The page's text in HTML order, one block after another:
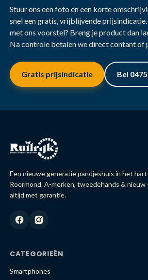
Stuur ons een foto en een korte
snel een gratis, vrijblijvende
met ons voorstel? Breng je product dan
Na controle betalen we direct contant of
Gratis prijsindicatie Bel
Een nieuwe generatie pandjeshuis in het hart
Roermond. A-merken, tweedehands & nieuw
altijd met garantie.
CATEGORIEËN
Smartphones